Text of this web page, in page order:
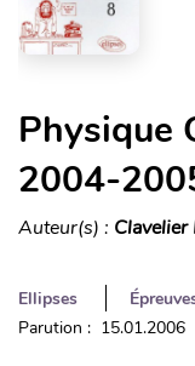
Physique
2004-
Auteur(s) :
Ellipses
Parution : 15.01.2006